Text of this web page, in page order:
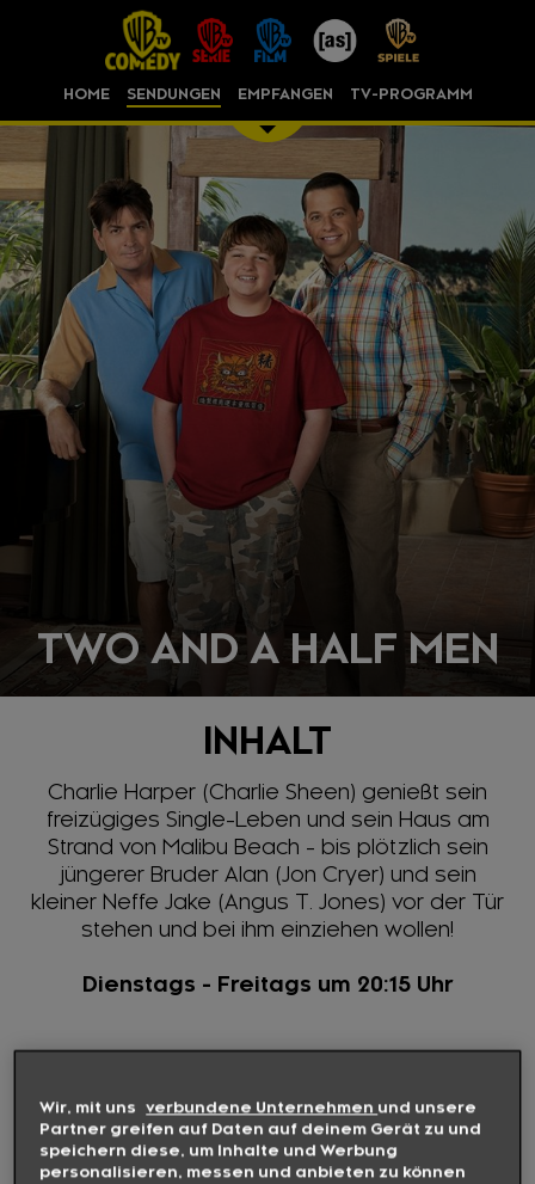
HOME SENDUNGEN EMPFANGEN TV-PROGRAMM
TWO AND A HALF MEN
INHALT
Charlie Harper (Charlie Sheen) genießt sein
freizügiges Single-Leben und sein Haus am
Strand von Malibu Beach - bis plötzlich sein
jüngerer Bruder Alan (Jon Cryer) und sein
kleiner Neffe Jake (Angus T. Jones) vor der Tür
stehen und bei ihm einziehen wollen!
Dienstags - Freitags um 20:15 Uhr
TV-TERMINE
Wir, mit uns verbundene Unternehmen und unsere
Partner greifen auf Daten auf deinem Gerät zu und
speichern diese, um Inhalte und Werbung
personalisieren, messen und anbieten zu können